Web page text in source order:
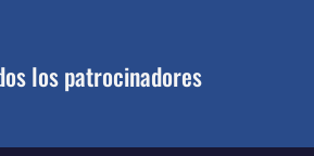
los patrocinadores